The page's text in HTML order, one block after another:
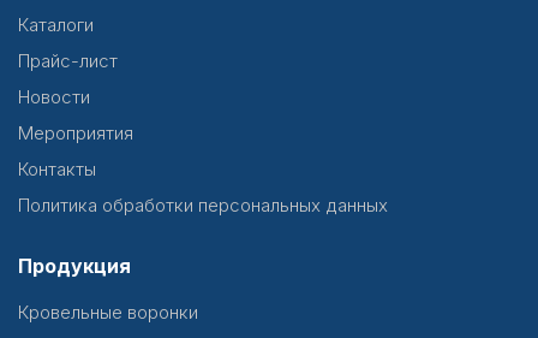
Каталоги
Прайс-лист
Новости
Мероприятия
Контакты
Политика обработки персональных данных
Продукция
Кровельные воронки